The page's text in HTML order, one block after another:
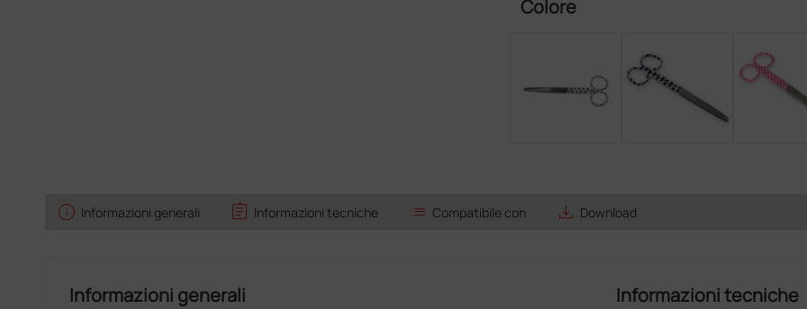
Colore
info Informazioni generali assignment Informazioni tecniche list Compatibile con save_alt Download
Informazioni generali Informazioni tecniche